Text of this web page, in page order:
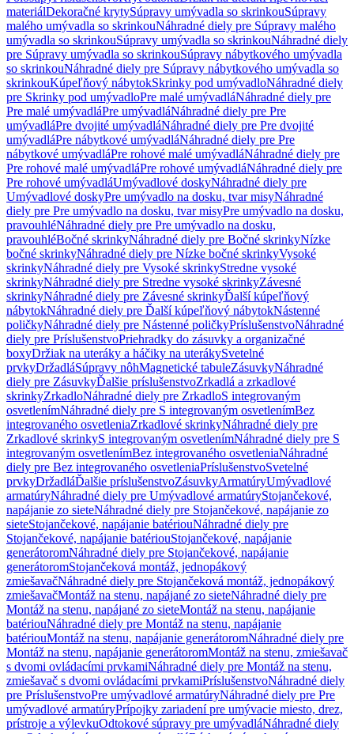
materiálDekoračné krytySúpravy umývadla so skrinkouSúpravy
malého umývadla so skrinkouNáhradné diely pre Súpravy malého
umývadla so skrinkouSúpravy umývadla so skrinkouNáhradné diely
pre Súpravy umývadla so skrinkouSúpravy nábytkového umývadla
so skrinkouNáhradné diely pre Súpravy nábytkového umývadla so
skrinkouKúpeľňový nábytokSkrinky pod umývadloNáhradné diely
pre Skrinky pod umývadloPre malé umývadláNáhradné diely pre
Pre malé umývadláPre umývadláNáhradné diely pre Pre
umývadláPre dvojité umývadláNáhradné diely pre Pre dvojité
umývadláPre nábytkové umývadláNáhradné diely pre Pre
nábytkové umývadláPre rohové malé umývadláNáhradné diely pre
Pre rohové malé umývadláPre rohové umývadláNáhradné diely pre
Pre rohové umývadláUmývadlové doskyNáhradné diely pre
Umývadlové doskyPre umývadlo na dosku, tvar misyNáhradné
diely pre Pre umývadlo na dosku, tvar misyPre umývadlo na dosku,
pravouhléNáhradné diely pre Pre umývadlo na dosku,
pravouhléBočné skrinkyNáhradné diely pre Bočné skrinkyNízke
bočné skrinkyNáhradné diely pre Nízke bočné skrinkyVysoké
skrinkyNáhradné diely pre Vysoké skrinkyStredne vysoké
skrinkyNáhradné diely pre Stredne vysoké skrinkyZávesné
skrinkyNáhradné diely pre Závesné skrinkyĎalší kúpeľňový
nábytokNáhradné diely pre Ďalší kúpeľňový nábytokNástenné
poličkyNáhradné diely pre Nástenné poličkyPríslušenstvoNáhradné
diely pre PríslušenstvoPriehradky do zásuvky a organizačné
boxyDržiak na uteráky a háčiky na uterákySvetelné
prvkyDržadláSúpravy nôhMagnetické tabuleZásuvkyNáhradné
diely pre ZásuvkyĎalšie príslušenstvoZrkadlá a zrkadlové
skrinkyZrkadloNáhradné diely pre ZrkadloS integrovaným
osvetlenímNáhradné diely pre S integrovaným osvetlenímBez
integrovaného osvetleniaZrkadlové skrinkyNáhradné diely pre
Zrkadlové skrinkyS integrovaným osvetlenímNáhradné diely pre S
integrovaným osvetlenímBez integrovaného osvetleniaNáhradné
diely pre Bez integrovaného osvetleniaPríslušenstvoSvetelné
prvkyDržadláĎalšie príslušenstvoZásuvkyArmatúryUmývadlové
armatúryNáhradné diely pre Umývadlové armatúryStojančekové,
napájanie zo sieteNáhradné diely pre Stojančekové, napájanie zo
sieteStojančekové, napájanie batériouNáhradné diely pre
Stojančekové, napájanie batériouStojančekové, napájanie
generátoromNáhradné diely pre Stojančekové, napájanie
generátoromStojančeková montáž, jednopákový
zmiešavačNáhradné diely pre Stojančeková montáž, jednopákový
zmiešavačMontáž na stenu, napájané zo sieteNáhradné diely pre
Montáž na stenu, napájané zo sieteMontáž na stenu, napájanie
batériouNáhradné diely pre Montáž na stenu, napájanie
batériouMontáž na stenu, napájanie generátoromNáhradné diely pre
Montáž na stenu, napájanie generátoromMontáž na stenu, zmiešavač
s dvomi ovládacími prvkamiNáhradné diely pre Montáž na stenu,
zmiešavač s dvomi ovládacími prvkamiPríslušenstvoNáhradné diely
pre PríslušenstvoPre umývadlové armatúryNáhradné diely pre Pre
umývadlové armatúryPrípojky zariadení pre umývacie miesto, drez,
prístroje a výlevkuOdtokové súpravy pre umývadláNáhradné diely